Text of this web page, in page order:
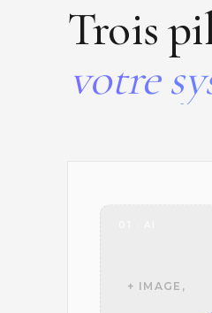
Trois
votre